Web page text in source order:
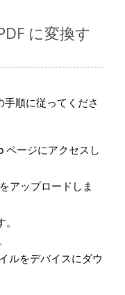
に変換す
手順に従ってくださ
ページにアクセスし
アップロードしま
ルをデバイスにダウ